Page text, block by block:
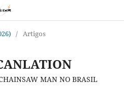
/ Artigos
MAN NO BRASIL